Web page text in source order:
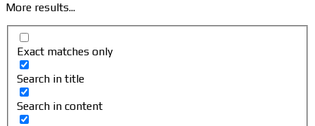
More results...
Exact matches only
Search in title
Search in content